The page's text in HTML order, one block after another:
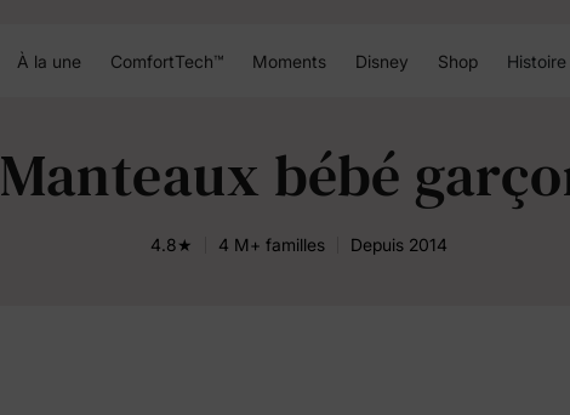
À la une ComfortTech™ Moments Disney Shop Histoire
Manteaux bébé
4.8★ 4 M+ familles Depuis 2014